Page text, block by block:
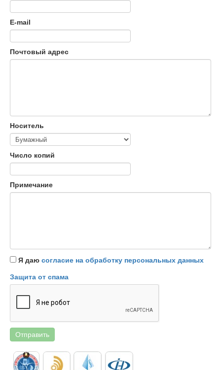
E-mail
Почтовый адрес
Носитель
Число копий
Примечание
Я даю согласие на обработку персональных данных
Защита от спама
Отправить